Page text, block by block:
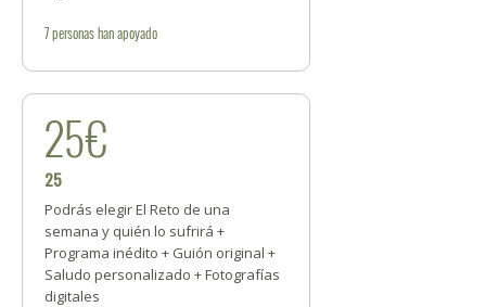
7personashan apoyado
25€
25
Podrás elegir El Reto de una
semana y quién lo sufrirá +
Programa inédito + Guión original +
Saludo personalizado + Fotografías
digitales